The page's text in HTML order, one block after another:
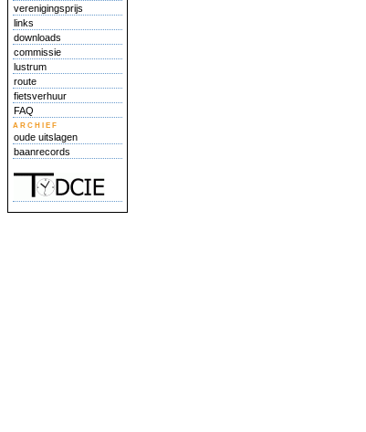
verenigingsprijs
links
downloads
commissie
lustrum
route
fietsverhuur
FAQ
archief
oude uitslagen
baanrecords